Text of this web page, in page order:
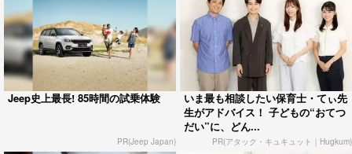
Jeep史上最長! 85時間の試乗体験
PR(Jeep Japan)
いま最も相談したい保育士・てぃ先
生がアドバイス！ 子どもの“おてつ
だい”に、どん...
PR(アタック・キュキュット｜Hugkum)